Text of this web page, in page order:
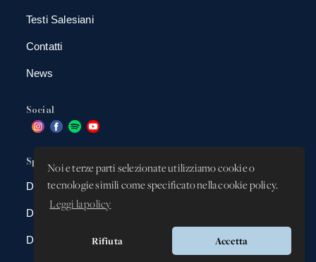
Noi e terze parti selezionate utilizziamo cookie o
tecnologie simili come specificato nella cookie policy.
Leggi la policy
Rifiuta Accetta
Testi Salesiani
Contatti
News
Social
Spazio app
DBAnima
DBContest
DBDrive